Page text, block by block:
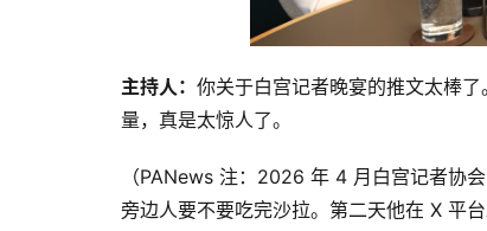
主持人： 你关于白宫记者晚宴的推文太棒
量，真是太惊人了。
（PANews 注：2026 年 4 月白宫记者协
旁边人要不要吃完沙拉。第二天他在 X 平台